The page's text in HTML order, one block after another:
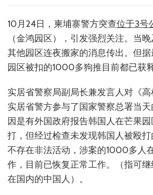
10月24日，柬埔寨警方突查位于3号
（金鸿园区），引发强烈关注。当
其他园区连夜搬家的消息传出。但
园区被扣的1000多狗推目前都已获释
实居省警察局副局长兼发言人对《高
实居省警方参与了国家警察总署当
因是有外国政府报告韩国人在芒果
打，但经过检查未发现韩国人被殴
不存在非法活动，涉案的1000多人
作，目前已恢复正常工作。（指可
在国内的中国人）。